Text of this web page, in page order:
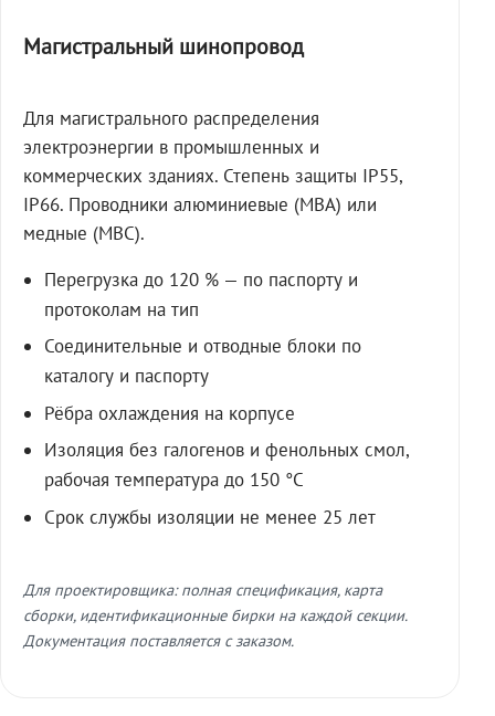
Магистральный шинопровод
Для магистрального распределения
электроэнергии в промышленных и
коммерческих зданиях. Степень защиты IP55,
IP66. Проводники алюминиевые (МВА) или
медные (МВС).
Перегрузка до 120 % — по паспорту и
протоколам на тип
Соединительные и отводные блоки по
каталогу и паспорту
Рёбра охлаждения на корпусе
Изоляция без галогенов и фенольных смол,
рабочая температура до 150 °C
Срок службы изоляции не менее 25 лет
Для проектировщика: полная спецификация, карта
сборки, идентификационные бирки на каждой секции.
Документация поставляется с заказом.